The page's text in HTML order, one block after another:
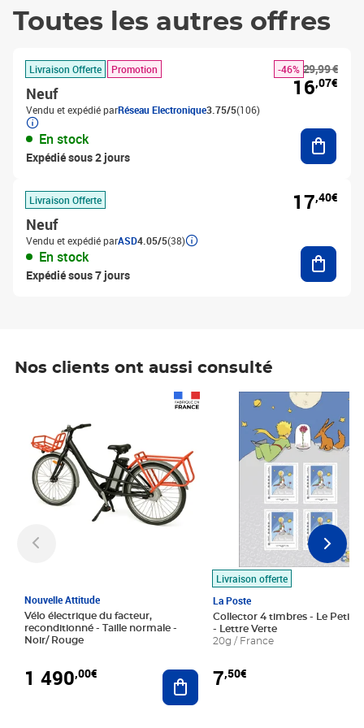
Toutes les autres offres
Livraison Offerte Promotion
Neuf
Vendu et expédié parRéseau Electronique3.75/5(106)
En stock
Expédié sous 2 jours
29,99 €
-46%
16,07€
Livraison Offerte
Neuf
Vendu et expédié parASD4.05/5(38)
En stock
Expédié sous 7 jours
17,40€
Nos clients ont aussi consulté
Nouvelle Attitude
Vélo électrique du facteur,
reconditionné - Taille normale -
Noir/ Rouge
1 490,00€ Ajouter au panier
Livraison offerte
La Poste
Collector 4 timbres - Le Petit
- Lettre Verte
20g / France
7,50€
Prix 7,50€